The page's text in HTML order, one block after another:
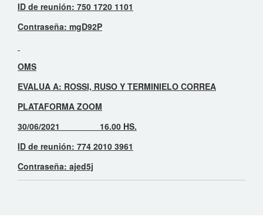
ID de reunión: 750 1720 1101
Contraseña: mgD92P
OMS
EVALUA A: ROSSI, RUSO Y TERMINIELO CORREA
PLATAFORMA ZOOM
30/06/2021 16.00 HS.
ID de reunión: 774 2010 3961
Contraseña: ajed5j